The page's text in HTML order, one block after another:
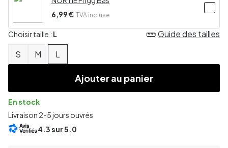
6,99 € TVA incluse
Choisir taille : L
S M L
Guide des tailles
Ajouter au panier
En stock
Livraison 2-5 jours ouvrés
4.3sur 5.0